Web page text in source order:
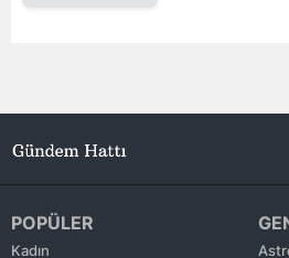
POPÜLER
Kadın